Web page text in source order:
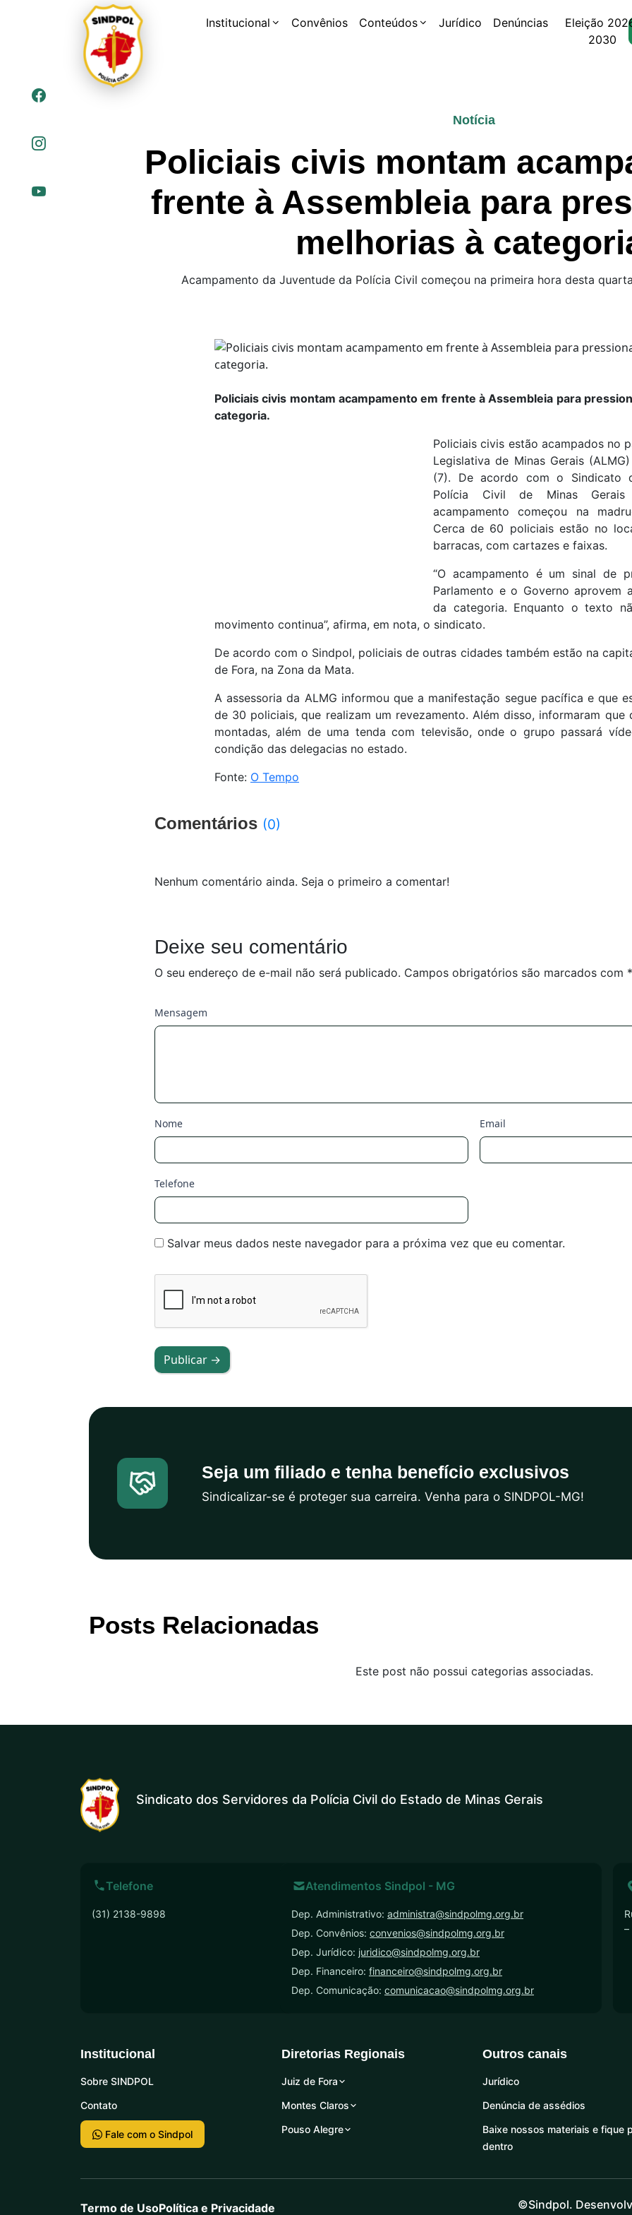
Institucional Convênios Conteúdos Jurídico Denúncias
Eleição
2030
Notícia
Policiais civis montam
frente à Assembleia para
melhorias à
Acampamento da Juventude da Polícia Civil começou na primeira hora desta
Policiais civis montam acampamento em frente à Assembleia para
categoria.
Policiais civis estão acampados no
Legislativa de Minas Gerais
(7). De acordo com o Sindicato
Polícia Civil de Minas Gerais
acampamento começou na
Cerca de 60 policiais estão no
barracas, com cartazes e faixas.
“O acampamento é um sinal de
Parlamento e o Governo aprovem
da categoria. Enquanto o texto
movimento continua”, afirma, em nota, o sindicato.
De acordo com o Sindpol, policiais de outras cidades também estão na
de Fora, na Zona da Mata.
A assessoria da ALMG informou que a manifestação segue pacífica e que
de 30 policiais, que realizam um revezamento. Além disso, informaram que
montadas, além de uma tenda com televisão, onde o grupo passará
condição das delegacias no estado.
Fonte: O Tempo
Comentários (0)
Nenhum comentário ainda. Seja o primeiro a comentar!
Deixe seu comentário
O seu endereço de e-mail não será publicado. Campos obrigatórios são marcados com *
Mensagem
Nome Email
Telefone
Salvar meus dados neste navegador para a próxima vez que eu comentar.
Publicar →
Seja um filiado e tenha benefício exclusivos
Sindicalizar-se é proteger sua carreira. Venha para o SINDPOL-MG!
Posts Relacionadas
Este post não possui categorias associadas.
Sindicato dos Servidores da Polícia Civil do Estado de Minas Gerais
Telefone
(31) 2138-9898
Atendimentos Sindpol - MG
Dep. Administrativo: administra@sindpolmg.org.br
Dep. Convênios: convenios@sindpolmg.org.br
Dep. Jurídico: juridico@sindpolmg.org.br
Dep. Financeiro: financeiro@sindpolmg.org.br
Dep. Comunicação: comunicacao@sindpolmg.org.br
–
Institucional
Sobre SINDPOL
Contato
Fale com o Sindpol
Diretorias Regionais
Juiz de Fora
Montes Claros
Pouso Alegre
Outros canais
Jurídico
Denúncia de assédios
Baixe nossos materiais e fique
dentro
Termo de UsoPolítica e Privacidade ©Sindpol.